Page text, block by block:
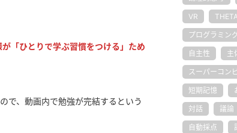
が「ひとりで学ぶ習慣をつける」ため
で、動画内で勉強が完結するという
VR
プログラミン
自主性 主
スーパーコン
短期記憶
対話 議論
自動採点